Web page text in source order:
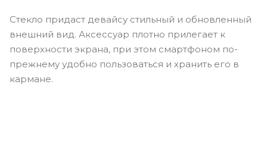
Стекло придаст девайсу стильный и обновленный
внешний вид. Аксессуар плотно прилегает к
поверхности экрана, при этом смартфоном по-
прежнему удобно пользоваться и хранить его в
кармане.